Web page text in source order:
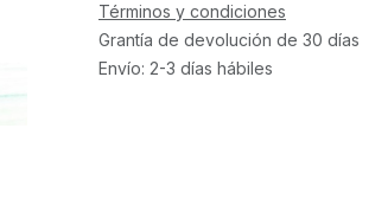
Términos y condiciones
Grantía de devolución de 30 días
Envío: 2-3 días hábiles